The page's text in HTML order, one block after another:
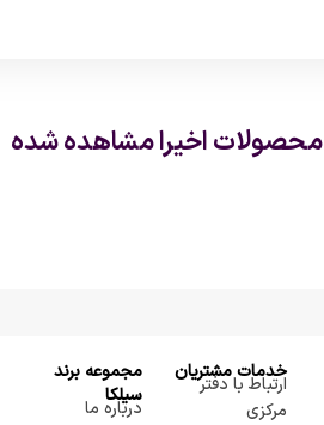
محصولات اخیرا مشاهده شده
خدمات مشتریان
ارتباط با دفتر
مرکزی
مجموعه برند
سيلكا
درباره ما